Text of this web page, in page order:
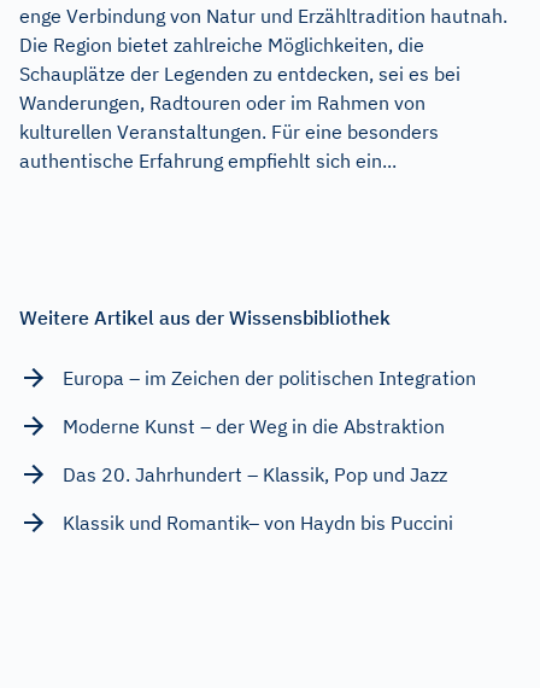
enge Verbindung von Natur und Erzähltradition hautnah.
Die Region bietet zahlreiche Möglichkeiten, die
Schauplätze der Legenden zu entdecken, sei es bei
Wanderungen, Radtouren oder im Rahmen von
kulturellen Veranstaltungen. Für eine besonders
authentische Erfahrung empfiehlt sich ein...
Weitere Artikel aus der Wissensbibliothek
Europa – im Zeichen der politischen Integration
Moderne Kunst – der Weg in die Abstraktion
Das 20. Jahrhundert – Klassik, Pop und Jazz
Klassik und Romantik– von Haydn bis Puccini